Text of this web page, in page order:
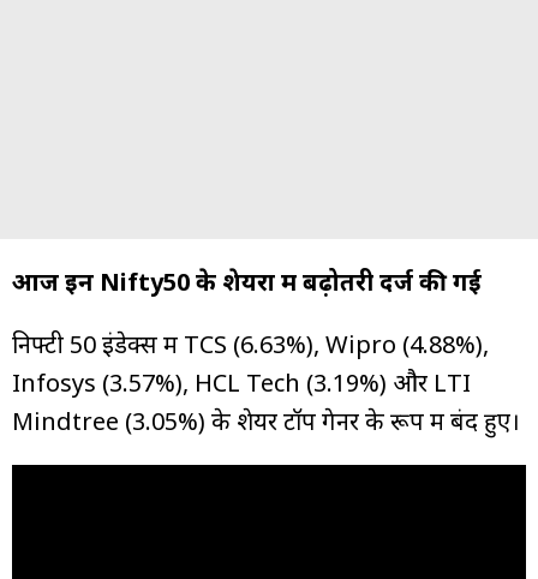
आज इन Nifty50 के शेयरोंमें बढ़ोतरी दर्ज की गई
निफ्टी 50 इंडेक्स में TCS (6.63%), Wipro (4.88%),
Infosys (3.57%), HCL Tech (3.19%) और LTI
Mindtree (3.05%) के शेयर टॉप गेनर के रूप में बंद हुए।